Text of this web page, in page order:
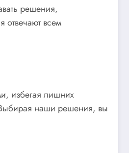
решения,
отвечают всем
избегая лишних
Выбирая наши решения, вы